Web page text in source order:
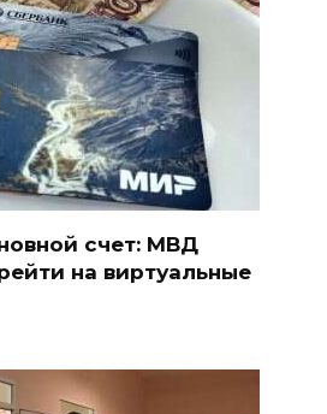
счет: МВД
на виртуальные